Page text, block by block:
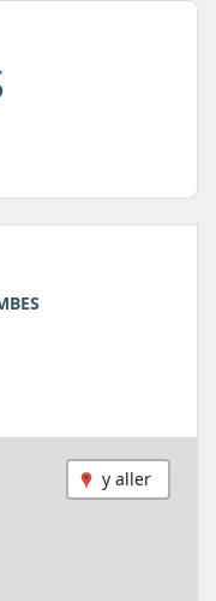
y aller